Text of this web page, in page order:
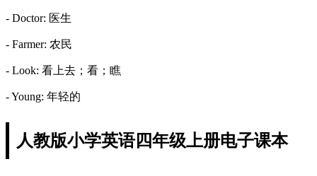
- Doctor: 医生
- Farmer: 农民
- Look: 看上去；看；瞧
- Young: 年轻的
人教版小学英语四年级上册电子课本